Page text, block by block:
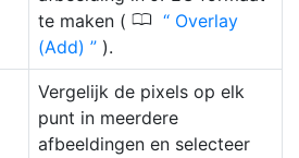
te maken ( 0
Overlay
(Add)
).
Vergelijk de pixels op elk
punt in meerdere
afbeeldingen en selecteer